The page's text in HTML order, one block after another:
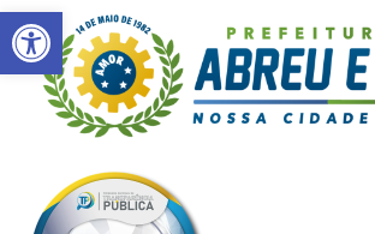
Abrir a barra de ferramentas
Skip
to
content